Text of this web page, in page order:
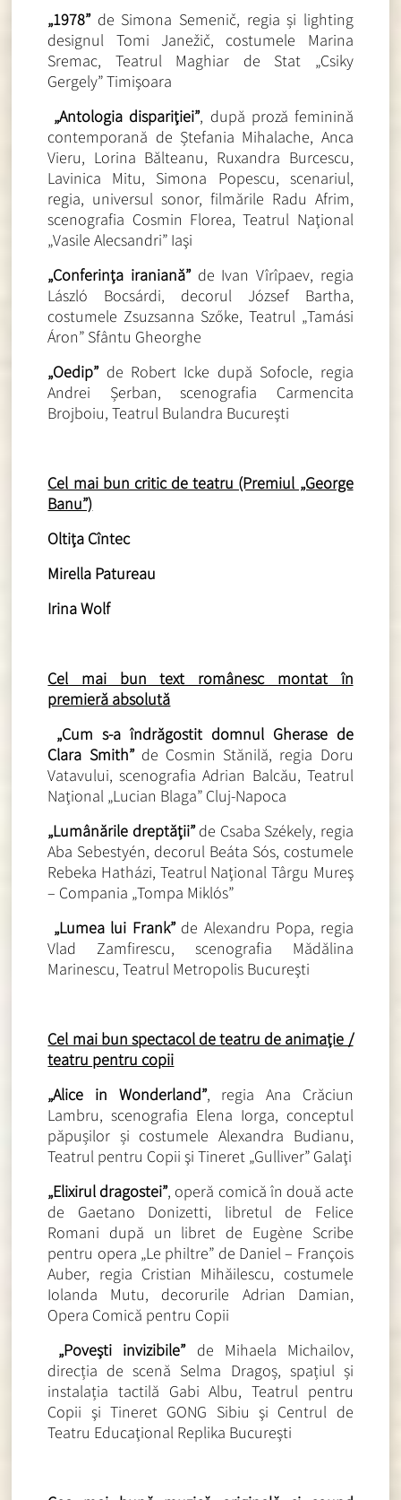
„1978”de Simona Semenič, regia și lighting
designul Tomi Janežič, costumele Marina
Sremac, Teatrul Maghiar de Stat „Csiky
Gergely” Timişoara
„Antologia dispariţiei”, după proză feminină
contemporană de Ștefania Mihalache, Anca
Vieru, Lorina Bălteanu, Ruxandra Burcescu,
Lavinica Mitu, Simona Popescu, scenariul,
regia, universul sonor, filmările Radu Afrim,
scenografia Cosmin Florea, Teatrul Naţional
„Vasile Alecsandri” Iaşi
„Conferinţa iraniană” de Ivan Vîrîpaev, regia
László Bocsárdi, decorul József Bartha,
costumele Zsuzsanna Szőke, Teatrul „Tamási
Áron” Sfântu Gheorghe
„Oedip”de Robert Icke după Sofocle, regia
Andrei Șerban, scenografia Carmencita
Brojboiu, Teatrul Bulandra Bucureşti
Cel mai bun critic de teatru (Premiul „George
Banu”)
Oltiţa Cîntec
Mirella Patureau
Irina Wolf
Cel mai bun text românesc montat în
premieră absolută
„Cum s-a îndrăgostit domnul Gherase de
Clara Smith” de Cosmin Stănilă, regia Doru
Vatavului, scenografia Adrian Balcău, Teatrul
Naţional „Lucian Blaga” Cluj-Napoca
„Lumânările dreptăţii”de Csaba Székely, regia
Aba Sebestyén, decorul Beáta Sós, costumele
Rebeka Hatházi, Teatrul Naţional Târgu Mureş
– Compania „Tompa Miklós”
„Lumea lui Frank” de Alexandru Popa, regia
Vlad Zamfirescu, scenografia Mădălina
Marinescu, Teatrul Metropolis Bucureşti
Cel mai bun spectacol de teatru de animaţie /
teatru pentru copii
„Alice in Wonderland”, regia Ana Crăciun
Lambru, scenografia Elena Iorga, conceptul
păpușilor și costumele Alexandra Budianu,
Teatrul pentru Copii şi Tineret „Gulliver” Galaţi
„Elixirul dragostei”, operă comică în două acte
de Gaetano Donizetti, libretul de Felice
Romani după un libret de Eugène Scribe
pentru opera „Le philtre” de Daniel – François
Auber, regia Cristian Mihăilescu, costumele
Iolanda Mutu, decorurile Adrian Damian,
Opera Comică pentru Copii
„Poveşti invizibile” de Mihaela Michailov,
direcția de scenă Selma Dragoș, spațiul și
instalația tactilă Gabi Albu, Teatrul pentru
Copii şi Tineret GONG Sibiu şi Centrul de
Teatru Educaţional Replika Bucureşti